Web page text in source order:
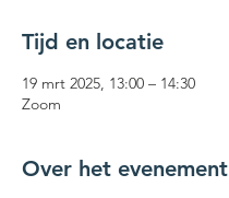
Tijd en locatie
19 mrt 2025, 13:00 – 14:30
Zoom
Over het evenement